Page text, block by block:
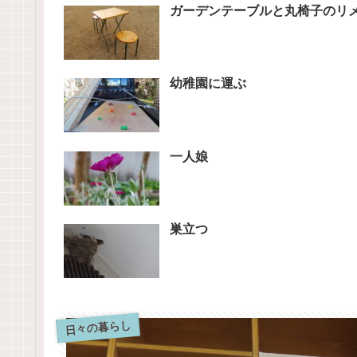
ガーデンテーブルと丸椅子のリ
幼稚園に運ぶ
一人娘
巣立つ
日々の暮らし